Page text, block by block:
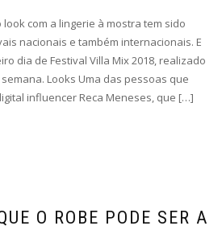
com a lingerie à mostra tem sido
nacionais e também internacionais. E
dia de Festival Villa Mix 2018, realizado
Looks Uma das pessoas que
influencer Reca Meneses, que […]
O ROBE PODE SER A